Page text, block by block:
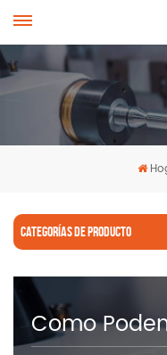
CATEGORÍAS DE PRODUCTO
Como